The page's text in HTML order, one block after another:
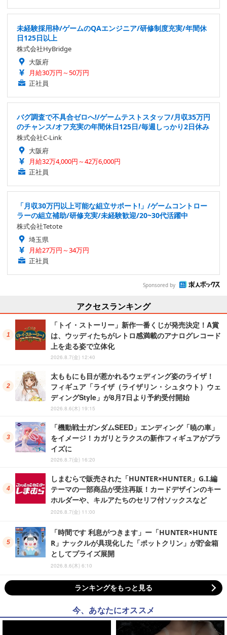
未経験採用枠/ゲームのQAエンジニア/研修制度充実/年間休
日125日以上
株式会社HyBridge
大阪府
月給30万円～50万円
正社員
バグ調査で不具合ゼロへ!/ゲームテストスタッフ/月収35万円
のチャンス/オフ充実の年間休日125日/毎週しっかり2日休み
株式会社C-Link
大阪府
月給32万4,000円～42万6,000円
正社員
「月収30万円以上可能な組立サポート!」/ゲームコントロー
ラーの組立補助/研修充実/未経験歓迎/20~30代活躍中
株式会社Tetote
埼玉県
月給27万円～34万円
正社員
Sponsored by
アクセスランキング
「トイ・ストーリー」新作一番くじが発売決定！A賞
は、ウッディたちがレトロ感満載のアナログレコード
上を走る姿で立体化
2026.8.7(金) 12:40
太ももにも目が惹かれるウェディング姿のライザ！
フィギュア「ライザ（ライザリン・シュタウト）ウェ
ディングStyle」が8月7日より予約受付開始
2026.8.6(木) 19:15
「機動戦士ガンダムSEED」エンディング「暁の車」
をイメージ！カガリとラクスの新作フィギュアがプラ
イズに
2026.8.7(金) 16:20
しまむらで販売された「HUNTER×HUNTER」G.I.編
テーマの一部商品が受注再販！カードデザインのキー
ホルダーや、キルアたちのセリフ付ソックスなど
2026.8.7(金) 11:00
「時間です 利息がつきます」ー「HUNTER×HUNTE
R」ナックルが具現化した「ポットクリン」が貯金箱
としてプライズ展開
2026.8.6(木) 6:10
ランキングをもっと見る
今、あなたにオススメ